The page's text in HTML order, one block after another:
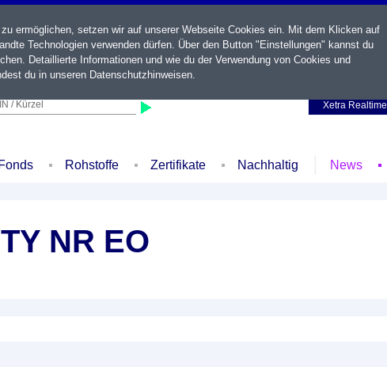
/ Kürzel
Xetra Realtime
Fonds Rohstoffe Zertifikate Nachhaltig News
NR EO
ermöglichen, setzen wir auf unserer Webseite Cookies ein. Mit dem Klicken auf
Technologien verwenden dürfen. Über den Button "Einstellungen" kannst du
Detaillierte Informationen und wie du der Verwendung von Cookies und
du in unseren Datenschutzhinweisen.